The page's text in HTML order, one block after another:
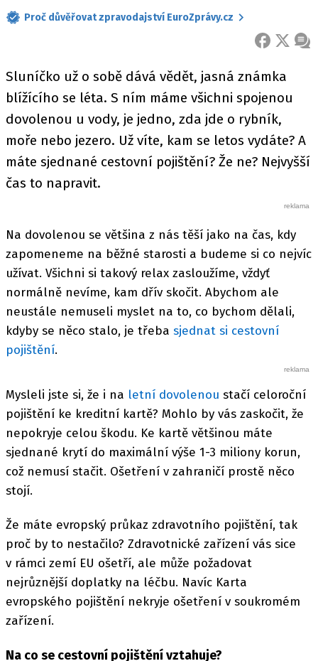
Proč důvěřovat zpravodajství EuroZprávy.cz
FACEBOOK
X
Sluníčko už o sobě dává vědět, jasná známka
blížícího se léta. S ním máme všichni spojenou
dovolenou u vody, je jedno, zda jde o rybník,
moře nebo jezero. Už víte, kam se letos vydáte? A
máte sjednané cestovní pojištění? Že ne? Nejvyšší
čas to napravit.
Na dovolenou se většina z nás těší jako na čas, kdy
zapomeneme na běžné starosti a budeme si co nejvíc
užívat. Všichni si takový relax zasloužíme, vždyť
normálně nevíme, kam dřív skočit. Abychom ale
neustále nemuseli myslet na to, co bychom dělali,
kdyby se něco stalo, je třeba sjednat si cestovní
pojištění.
Mysleli jste si, že i na letní dovolenou stačí celoroční
pojištění ke kreditní kartě? Mohlo by vás zaskočit, že
nepokryje celou škodu. Ke kartě většinou máte
sjednané krytí do maximální výše 1-3 miliony korun,
což nemusí stačit. Ošetření v zahraničí prostě něco
stojí.
Že máte evropský průkaz zdravotního pojištění, tak
proč by to nestačilo? Zdravotnické zařízení vás sice
v rámci zemí EU ošetří, ale může požadovat
nejrůznější doplatky na léčbu. Navíc Karta
evropského pojištění nekryje ošetření v soukromém
zařízení.
Na co se cestovní pojištění vztahuje?